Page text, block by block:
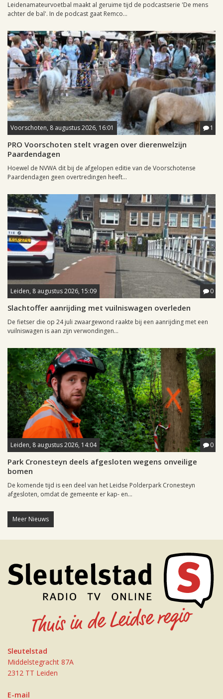
Leidenamateurvoetbal maakt al geruime tijd de podcastserie 'De mens
achter de bal'. In de podcast gaat Remco...
Voorschoten, 8 augustus 2026, 16:01 1
PRO Voorschoten stelt vragen over dierenwelzijn
Paardendagen
Hoewel de NVWA dit bij de afgelopen editie van de Voorschotense
Paardendagen geen overtredingen heeft...
Leiden, 8 augustus 2026, 15:09 0
Slachtoffer aanrijding met vuilniswagen overleden
De fietser die op 24 juli zwaargewond raakte bij een aanrijding met een
vuilniswagen is aan zijn verwondingen...
Leiden, 8 augustus 2026, 14:04 0
Park Cronesteyn deels afgesloten wegens onveilige
bomen
De komende tijd is een deel van het Leidse Polderpark Cronesteyn
afgesloten, omdat de gemeente er kap- en...
Meer Nieuws
Sleutelstad
Middelstegracht 87A
2312 TT Leiden
E-mail